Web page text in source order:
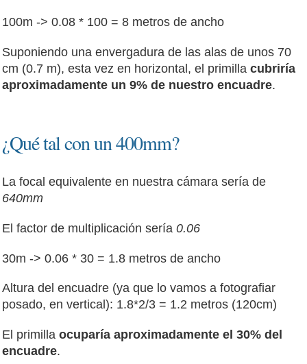
100m -> 0.08 * 100 = 8 metros de ancho
Suponiendo una envergadura de las alas de unos 70
cm (0.7 m), esta vez en horizontal, el primillacubriría
aproximadamente un 9% de nuestro encuadre.
¿Qué tal con un 400mm?
La focal equivalente en nuestra cámara sería de
640mm
El factor de multiplicación sería0.06
30m -> 0.06 * 30 = 1.8 metros de ancho
Altura del encuadre (ya que lo vamos a fotografiar
posado, en vertical): 1.8*2/3 = 1.2 metros (120cm)
El primillaocuparía aproximadamente el 30% del
encuadre.